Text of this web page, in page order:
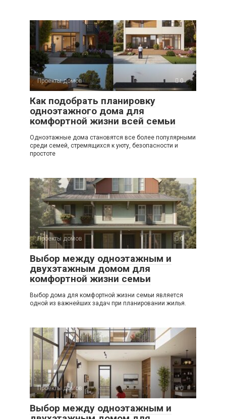
Проекты домов 0
Как подобрать планировку
одноэтажного дома для
комфортной жизни всей семьи
Одноэтажные дома становятся все более популярными
среди семей, стремящихся к уюту, безопасности и
простоте
Проекты домов 0
Выбор между одноэтажным и
двухэтажным домом для
комфортной жизни семьи
Выбор дома для комфортной жизни семьи является
одной из важнейших задач при планировании жилья.
Проекты домов 0
Выбор между одноэтажным и